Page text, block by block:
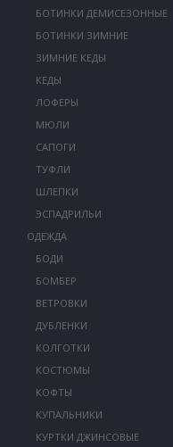
БОТИНКИ ДЕМИСЕЗОННЫЕ
БОТИНКИ ЗИМНИЕ
ЗИМНИЕ КЕДЫ
КЕДЫ
ЛОФЕРЫ
МЮЛИ
САПОГИ
ТУФЛИ
ШЛЕПКИ
ЭСПАДРИЛЬИ
ОДЕЖДА
БОДИ
БОМБЕР
ВЕТРОВКИ
ДУБЛЕНКИ
КОЛГОТКИ
КОСТЮМЫ
КОФТЫ
КУПАЛЬНИКИ
КУРТКИ ДЖИНСОВЫЕ